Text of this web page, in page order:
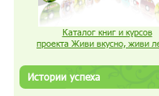
Каталог книг и курсов
проекта Живи вкусно, живи
Истории успеха